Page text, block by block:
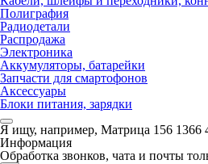
Полиграфия
Радиодетали
Распродажа
Электроника
Аккумуляторы, батарейки
Запчасти для смартофонов
Аксессуары
Блоки питания, зарядки
Я ищу, например, Матрица 156 1366
Информация
Обработка звонков, чата и почты